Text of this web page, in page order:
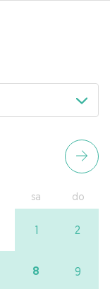
sa do
1 2
8 9